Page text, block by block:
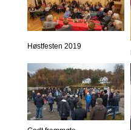
Høstfesten 2019